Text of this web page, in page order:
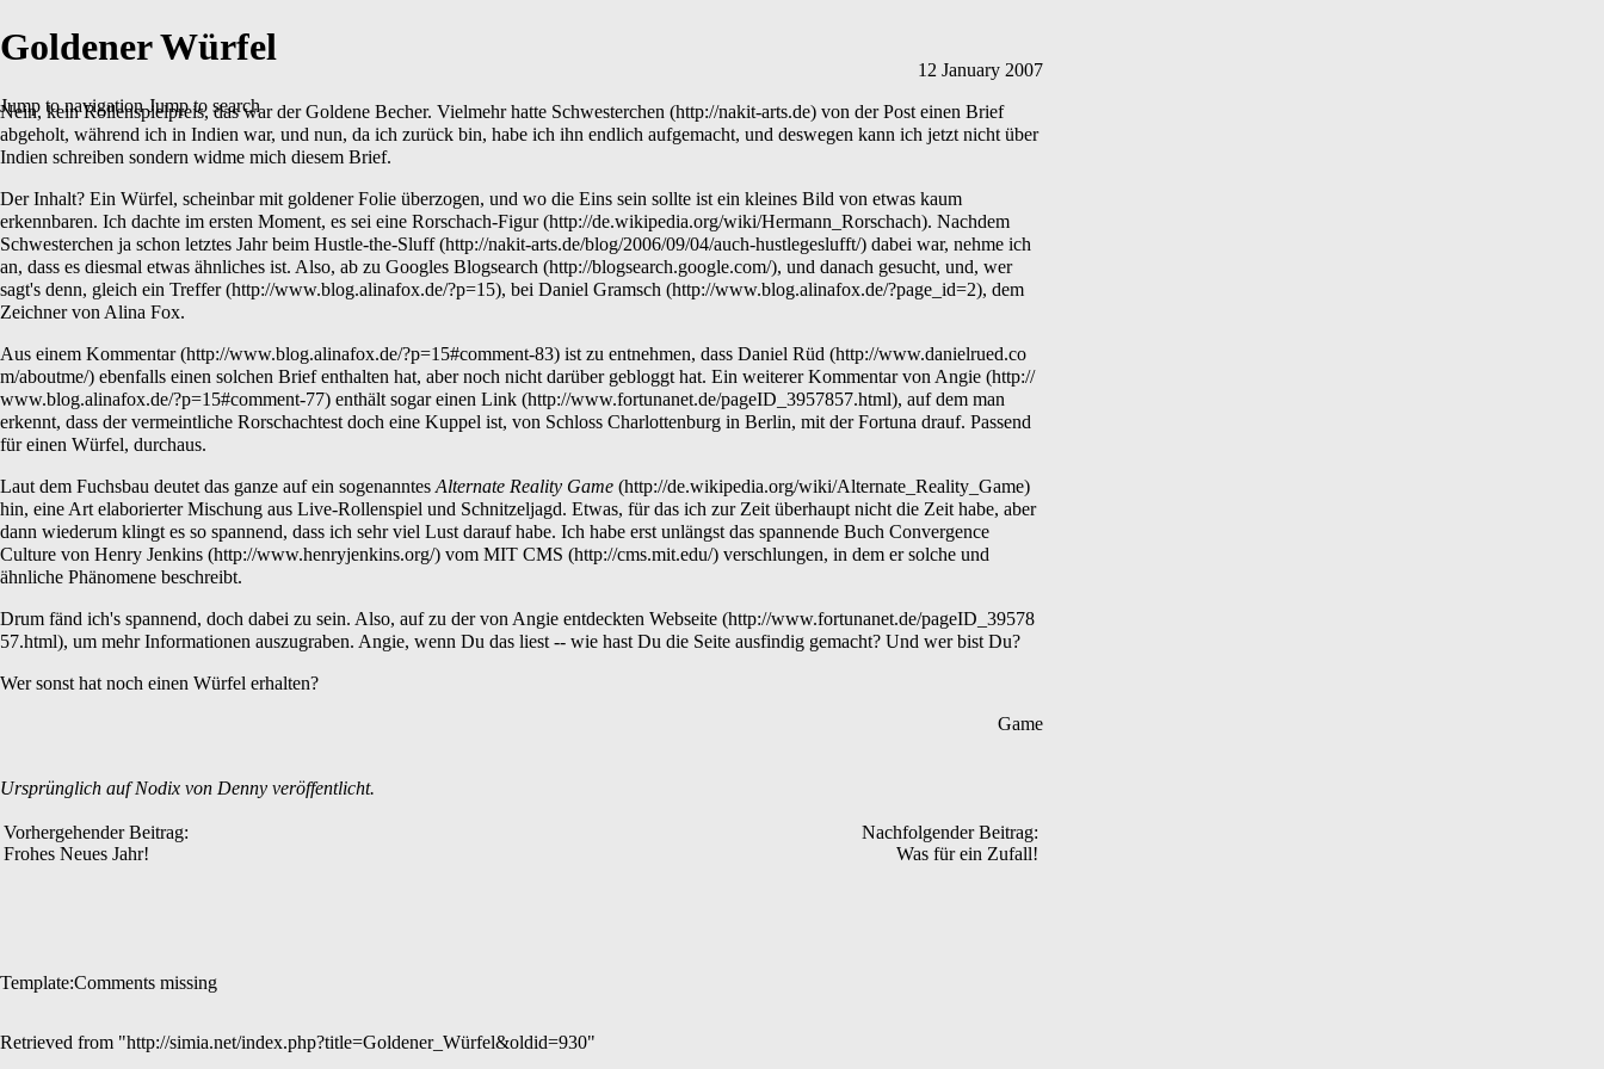
Goldener Würfel
Jump to navigation Jump to search
12 January 2007
Nein, kein Rollenspielpreis, das war der Goldene Becher. Vielmehr hatte Schwesterchen
von der Post einen Brief
abgeholt, während ich in Indien war, und nun, da ich zurück bin, habe ich ihn endlich aufgemacht, und deswegen kann ich jetzt nicht über
Indien schreiben sondern widme mich diesem Brief.
Der Inhalt? Ein Würfel, scheinbar mit goldener Folie überzogen, und wo die Eins sein sollte ist ein kleines Bild von etwas kaum
erkennbaren. Ich dachte im ersten Moment, es sei eine Rorschach-Figur
. Nachdem
Schwesterchen ja schon letztes Jahr beim Hustle-the-Sluff
dabei war, nehme ich
an, dass es diesmal etwas ähnliches ist. Also, ab zu Googles Blogsearch
, und danach gesucht, und, wer
sagt's denn, gleich ein Treffer , bei Daniel Gramsch
, dem
Zeichner von Alina Fox.
Aus einem Kommentar ist zu entnehmen, dass Daniel Rüd
ebenfalls einen solchen Brief enthalten hat, aber noch nicht darüber gebloggt hat. Ein weiterer Kommentar von Angie
enthält sogar einen Link
, auf dem man
erkennt, dass der vermeintliche Rorschachtest doch eine Kuppel ist, von Schloss Charlottenburg in Berlin, mit der Fortuna drauf. Passend
für einen Würfel, durchaus.
Laut dem Fuchsbau deutet das ganze auf ein sogenanntes Alternate Reality Game
hin, eine Art elaborierter Mischung aus Live-Rollenspiel und Schnitzeljagd. Etwas, für das ich zur Zeit überhaupt nicht die Zeit habe, aber
dann wiederum klingt es so spannend, dass ich sehr viel Lust darauf habe. Ich habe erst unlängst das spannende Buch Convergence
Culture von Henry Jenkins vom MIT CMS
verschlungen, in dem er solche und
ähnliche Phänomene beschreibt.
Drum fänd ich's spannend, doch dabei zu sein. Also, auf zu dervon Angie entdeckten Webseite
, um mehr Informationen auszugraben. Angie, wenn Du das liest -- wie hast Du die Seite ausfindig gemacht? Und wer bist Du?
Wer sonst hat noch einen Würfel erhalten?
Game
Ursprünglich aufNodix von Denny veröffentlicht.
Vorhergehender Beitrag:
Frohes Neues Jahr!
Nachfolgender Beitrag:
Was für ein Zufall!
Template:Comments missing
Retrieved from "http://simia.net/index.php?title=Goldener_Würfel&oldid=930"